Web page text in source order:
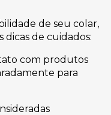
de seu colar,
de cuidados:
com produtos
para